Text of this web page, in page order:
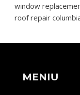
window
roof repair
MENIU